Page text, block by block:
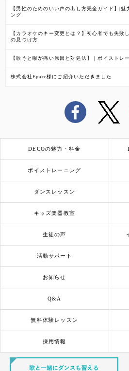
【男性のためのいい声の出し方完全ガイド】|魅
ング
【カラオケのキー変更とは？】初心者でも失敗
の見つけ方
【歌うと喉が痛い原因と対処法】｜ボイストレ
株式会社Epace様にご紹介いただきました
DECOの魅力・料金
ボイストレーニング
ダンスレッスン
キッズ楽器教室
生徒の声
活動サポート
お知らせ
Q&A
無料体験レッスン
採用情報